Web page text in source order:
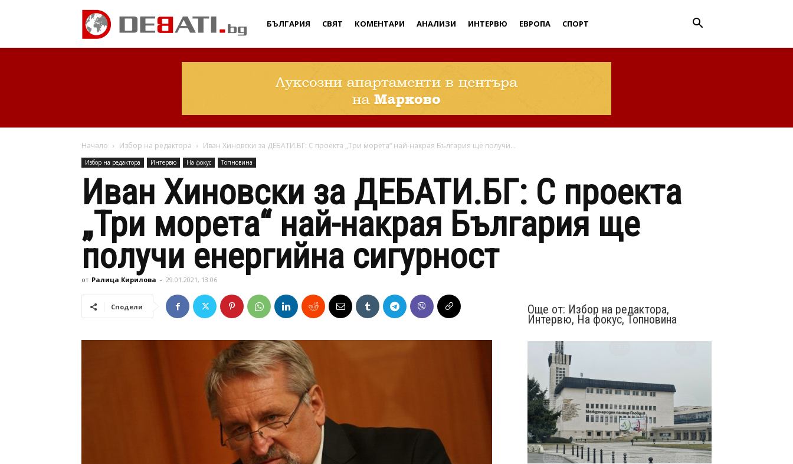
Дебати
БЪЛГАРИЯ СВЯТ КОМЕНТАРИ АНАЛИЗИ ИНТЕРВЮ ЕВРОПА СПОРТ
Начало Избор на редактора Иван Хиновски за ДЕБАТИ.БГ: С проекта „Три морета“ най-накрая България ще получи...
Избор на редактора Интервю На фокус Топновина
Иван Хиновски за ДЕБАТИ.БГ: С проекта
„Три морета“ най-накрая България ще
получи енергийна сигурност
от Ралица Кирилова - 29.01.2021, 13:06
Сподели Още от: Избор на редактора,
Интервю, На фокус, Топновина